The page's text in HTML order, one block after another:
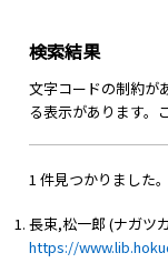
検索結果
文字コードの制約が
る表示があります。
1 件見つかりました。
長束,松一郎 (ナガツ
https://